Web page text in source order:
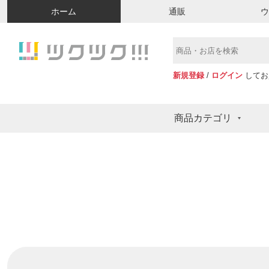
ホーム 通販
新規登録 / ログイン して
商品カテゴリ